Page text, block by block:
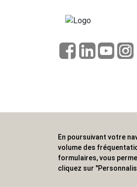
ALVS, fournisseur
En poursuivant votre
volume des
formulaires, vous
cliquez sur